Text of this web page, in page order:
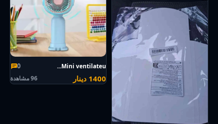
Mini ventilateu...
0
1400 دينار 96 مشاهدة